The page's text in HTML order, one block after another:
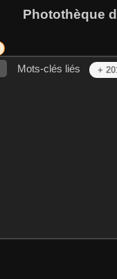
Photothèque
Mots-clés liés +